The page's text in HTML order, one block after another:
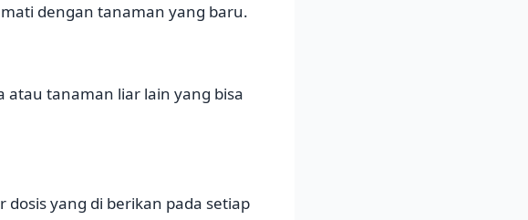
dengan tanaman yang baru.
tanaman liar lain yang bisa
yang di berikan pada setiap